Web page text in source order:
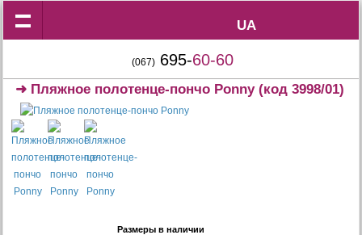
UA
UA
(067) 695-60-60
➜ Пляжное полотенце-пончо Ponny(код 3998/01)
Размеры в наличии